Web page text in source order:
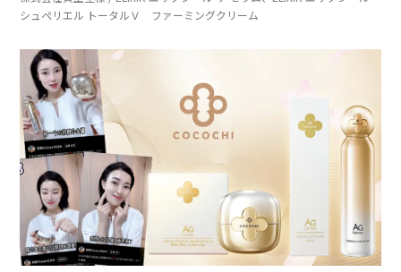
シュペリエル トータルＶ ファーミングクリーム